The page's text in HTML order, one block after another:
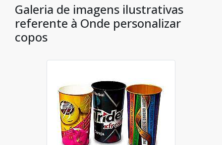
Galeria de imagens ilustrativas
referente à Onde personalizar
copos